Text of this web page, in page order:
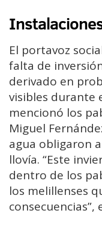
El portavoz
falta de
derivado en
visibles durante
mencionó los
Miguel
agua obligaron
llovía. “Este
dentro de los
los melillenses
consecuencias”,